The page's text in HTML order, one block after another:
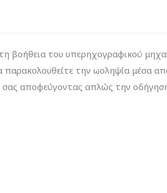
βοήθεια του υπερηχογραφικού
παρακολουθείτε την ωοληψία μέσα
σας αποφεύγοντας απλώς την